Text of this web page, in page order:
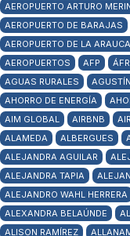
AEROPUERTO ARTURO
AEROPUERTO DE BARAJAS
AEROPUERTO DE LA
AEROPUERTOS
AFP
AGUAS RURALES
AHORRO DE ENERGÍA
AIM GLOBAL
AIRBNB
ALAMEDA
ALBERGUES
ALEJANDRA AGUILAR
ALEJANDRA TAPIA
ALEJANDRO WAHL HERRERA
ALEXANDRA BELAÚNDE
ALISON RAMÍREZ